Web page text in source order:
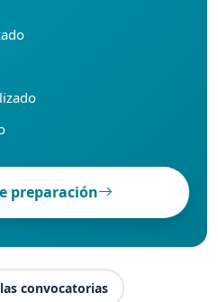
preparación
convocatorias